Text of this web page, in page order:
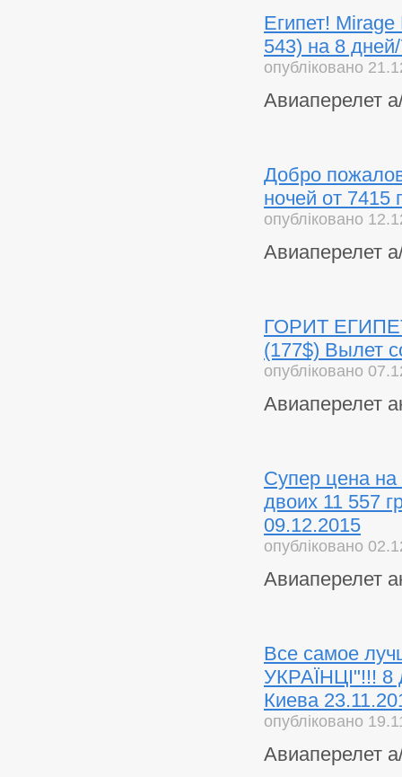
Египет!
543) на 8
опубліковано
Авиаперелет
Добро
ночей от 7415
опубліковано
Авиаперелет
ГОРИТ
(177$) Вылет
опубліковано
Авиаперелет
Супер цена на
двоих 11 557
09.12.2015
опубліковано
Авиаперелет
Все самое
УКРАЇНЦІ"!!! 8
Киева
опубліковано
Авиаперелет